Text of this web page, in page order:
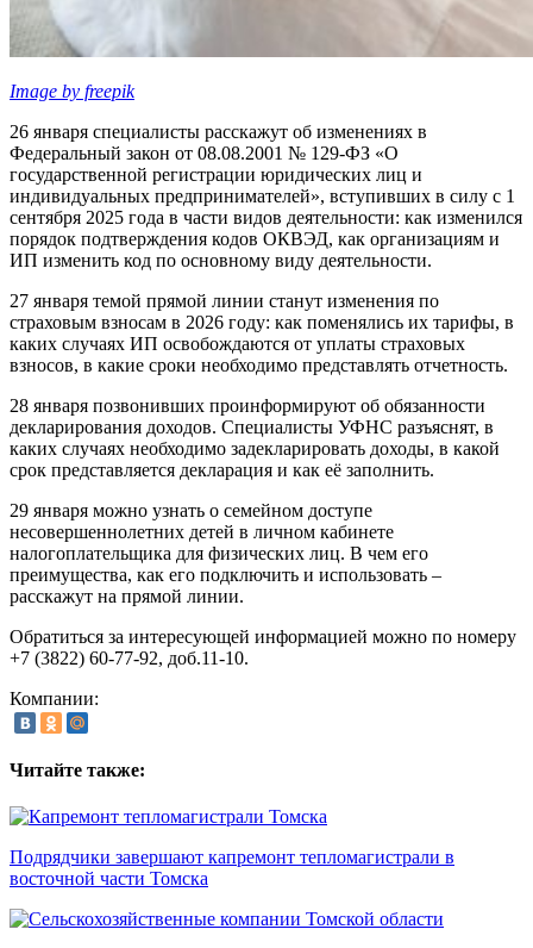
Image by freepik
26 января специалисты расскажут об изменениях в
Федеральный закон от 08.08.2001 № 129-ФЗ «О
государственной регистрации юридических лиц и
индивидуальных предпринимателей», вступивших в силу с 1
сентября 2025 года в части видов деятельности: как изменился
порядок подтверждения кодов ОКВЭД, как организациям и
ИП изменить код по основному виду деятельности.
27 января темой прямой линии станут изменения по
страховым взносам в 2026 году: как поменялись их тарифы, в
каких случаях ИП освобождаются от уплаты страховых
взносов, в какие сроки необходимо представлять отчетность.
28 января позвонивших проинформируют об обязанности
декларирования доходов. Специалисты УФНС разъяснят, в
каких случаях необходимо задекларировать доходы, в какой
срок представляется декларация и как её заполнить.
29 января можно узнать о семейном доступе
несовершеннолетних детей в личном кабинете
налогоплательщика для физических лиц. В чем его
преимущества, как его подключить и использовать –
расскажут на прямой линии.
Обратиться за интересующей информацией можно по номеру
+7 (3822) 60-77-92, доб.11-10.
Компании:
Читайте также:
Подрядчики завершают капремонт тепломагистрали в
восточной части Томска